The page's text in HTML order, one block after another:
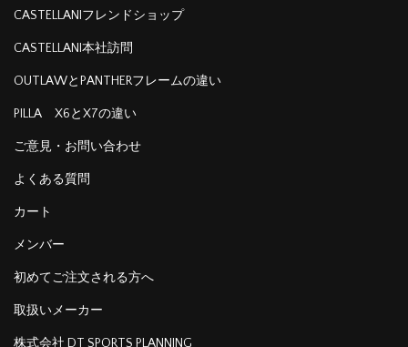
CASTELLANIフレンドショップ
CASTELLANI本社訪問
OUTLAWとPANTHERフレームの違い
PILLA X6とX7の違い
ご意見・お問い合わせ
よくある質問
カート
メンバー
初めてご注文される方へ
取扱いメーカー
株式会社 DT SPORTS PLANNING